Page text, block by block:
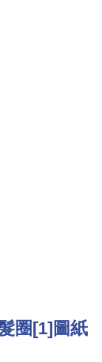
圈[1]圖紙